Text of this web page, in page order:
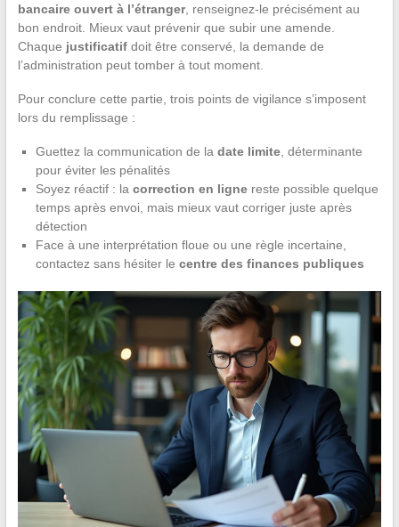
bancaire ouvert à l’étranger, renseignez-le précisément au
bon endroit. Mieux vaut prévenir que subir une amende.
Chaque justificatifdoit être conservé, la demande de
l’administration peut tomber à tout moment.
Pour conclure cette partie, trois points de vigilance s’imposent
lors du remplissage :
Guettez la communication de la date limite, déterminante
pour éviter les pénalités
Soyez réactif : la correction en lignereste possible quelque
temps après envoi, mais mieux vaut corriger juste après
détection
Face à une interprétation floue ou une règle incertaine,
contactez sans hésiter le centre des finances publiques